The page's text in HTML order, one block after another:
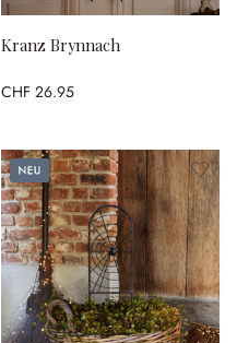
Kranz Brynnach
CHF 26.95
Neu